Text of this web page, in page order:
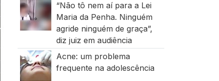
“Não tô nem aí para a Lei
Maria da Penha. Ninguém
agride ninguém de graça”,
diz juiz em audiência
Acne: um problema
frequente na adolescência